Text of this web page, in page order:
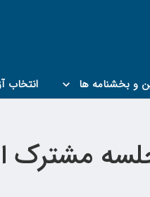
و بخشنامه ها انتخاب
مشترک